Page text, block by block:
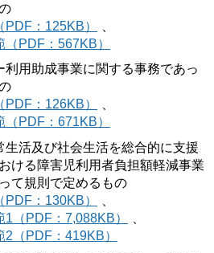
PDF：125KB）
（PDF：567KB）
利用助成事業に関する事務であっ
PDF：126KB）
（PDF：671KB）
生活及び社会生活を総合的に支援
ける障害児利用者負担額軽減事業
て規則で定めるもの
PDF：130KB）
1（PDF：7,088KB）
2（PDF：419KB）